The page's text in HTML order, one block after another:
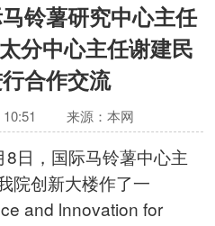
马铃薯研究中心主任
分中心主任谢建民
合作交流
来源：本网
日，国际马铃薯中心主
院创新大楼作了一
and lnnovation for